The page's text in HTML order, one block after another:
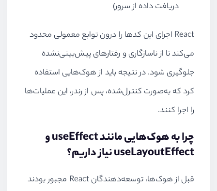
دریافت داده از سرور)
React اجرای این کدها را درون توابع معمولی محدود
می‌کند تا از ناسازگاری و رفتارهای پیش‌بینی‌نشده
جلوگیری شود. در نتیجه باید از هوک‌هایی استفاده
کرد که به‌صورت کنترل‌شده، پس از رندر، این عملیات‌ها
را اجرا کنند.
چرا به هوک‌هایی مانند useEffect و
useLayoutEffect نیاز داریم؟
قبل از هوک‌ها، توسعه‌دهندگان React مجبور بودند